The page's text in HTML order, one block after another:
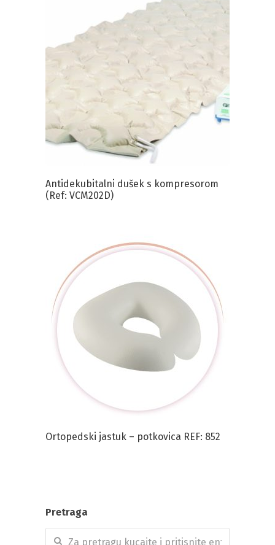
Antidekubitalni dušek s kompresorom
(Ref: VCM202D)
Ortopedski jastuk – potkovica REF: 852
Pretraga